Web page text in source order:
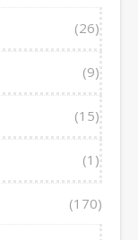
(26)
(9)
(15)
(1)
(170)